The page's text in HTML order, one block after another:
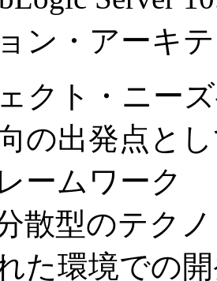
ン・アーキ
クト・ニー
の出発点と
ームワーク
散型のテク
た環境での